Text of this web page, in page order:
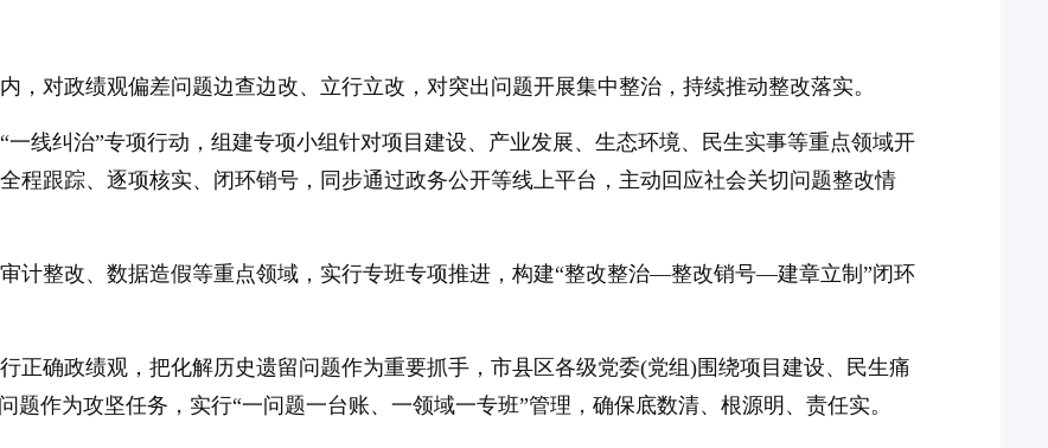
，对政绩观偏差问题边查边改、立行立改，对突出问题开展集中整治，持续推动整改落实。
线纠治”专项行动，组建专项小组针对项目建设、产业发展、生态环境、民生实事等重点领域开
程跟踪、逐项核实、闭环销号，同步通过政务公开等线上平台，主动回应社会关切问题整改情
计整改、数据造假等重点领域，实行专班专项推进，构建“整改整治—整改销号—建章立制”闭环
正确政绩观，把化解历史遗留问题作为重要抓手，市县区各级党委(党组)围绕项目建设、民生痛
题作为攻坚任务，实行“一问题一台账、一领域一专班”管理，确保底数清、根源明、责任实。